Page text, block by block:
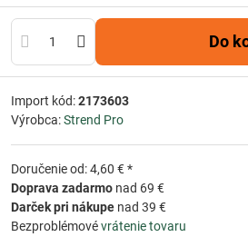
Do
Import kód:2173603
Výrobca:Strend Pro
Doručenie od: 4,60 € *
Doprava zadarmo nad 69 €
Darček pri nákupe nad 39 €
Bezproblémovévrátenie tovaru